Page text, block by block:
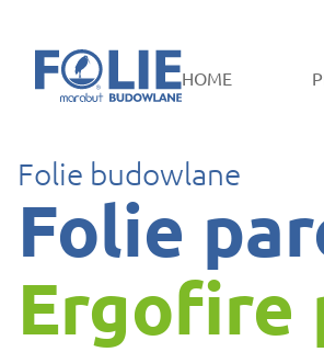
HOME
Folie budowlane
Folie
Ergofire